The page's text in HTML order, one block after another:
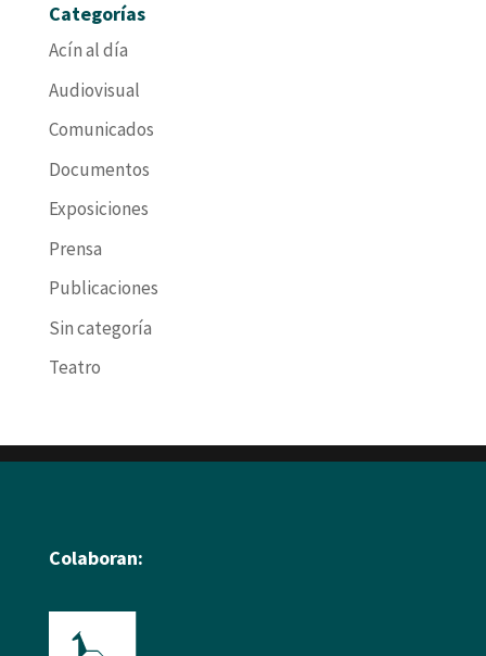
Categorías
Acín al día
Audiovisual
Comunicados
Documentos
Exposiciones
Prensa
Publicaciones
Sin categoría
Teatro
Colaboran: